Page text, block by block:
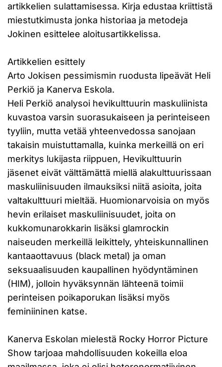
artikkelien sulattamisessa. Kirja edustaa kriittistä
miestutkimusta jonka historiaa ja metodeja
Jokinen esittelee aloitusartikkelissa.
Artikkelien esittely
Arto Jokisen pessimismin ruodusta lipeävät Heli
Perkiö ja Kanerva Eskola.
Heli Perkiö analysoi hevikulttuurin maskuliinista
kuvastoa varsin suorasukaiseen ja perinteiseen
tyyliin, mutta vetää yhteenvedossa sanojaan
takaisin muistuttamalla, kuinka merkeillä on eri
merkitys lukijasta riippuen, Hevikulttuurin
jäsenet eivät välttämättä miellä alakulttuurissaan
maskuliinisuuden ilmauksiksi niitä asioita, joita
valtakulttuuri mieltää. Huomionarvoisia on myös
hevin erilaiset maskuliinisuudet, joita on
kukkomunarokkarin lisäksi glamrockin
naiseuden merkeillä leikittely, yhteiskunnallinen
kantaaottavuus (black metal) ja oman
seksuaalisuuden kaupallinen hyödyntäminen
(HIM), jolloin hyväksynnän lähteenä toimii
perinteisen poikaporukan lisäksi myös
feminiininen katse.
Kanerva Eskolan mielestä Rocky Horror Picture
Show tarjoaa mahdollisuuden kokeilla eloa